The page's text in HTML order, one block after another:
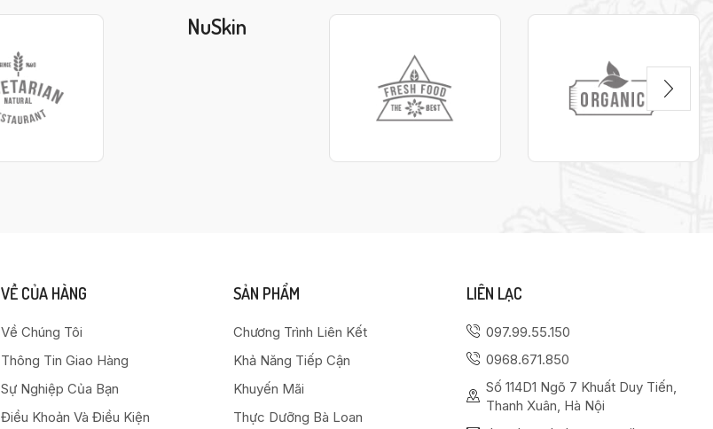
NuSkin
VỀ CỦA HÀNG
Về Chúng Tôi
Thông Tin Giao Hàng
Sự Nghiệp Của Bạn
Điều Khoản Và Điều Kiện
SẢN PHẨM
Chương Trình Liên Kết
Khả Năng Tiếp Cận
Khuyến Mãi
Thực Dưỡng Bà Loan
LIÊN LẠC
097.99.55.150
0968.671.850
Số 114D1 Ngõ 7 Khuất Duy Tiến,
Thanh Xuân, Hà Nội